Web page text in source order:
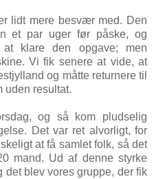
lidt mere besvær med. Den
et par uger før påske, og
klare den opgave; men
Vi fik senere at vide, at
og måtte returnere til
uden resultat.
og så kom pludselig
Det var ret alvorligt, for
at få samlet folk, så det
mand. Ud af denne styrke
det blev vores gruppe, der fik